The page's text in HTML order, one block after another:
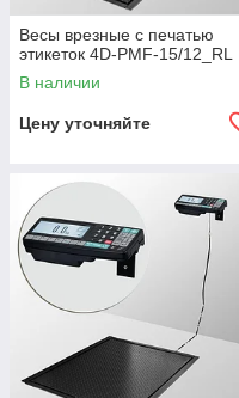
Весы врезные с печатью
этикеток 4D-PMF-15/12_RL
В наличии
Цену уточняйте